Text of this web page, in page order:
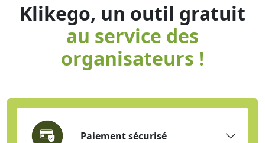
Klikego, un outil gratuit
au service des
organisateurs !
Paiement sécurisé